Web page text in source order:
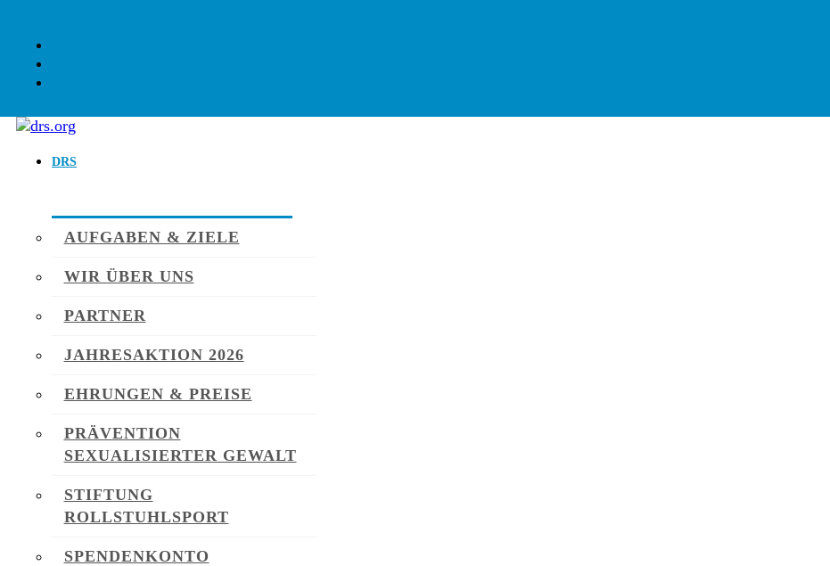
DRS
AUFGABEN & ZIELE
WIR ÜBER UNS
PARTNER
JAHRESAKTION 2026
EHRUNGEN & PREISE
PRÄVENTION
SEXUALISIERTER GEWALT
STIFTUNG
ROLLSTUHLSPORT
SPENDENKONTO